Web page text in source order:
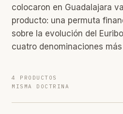
colocaron en Guadalajara
producto: una permuta
sobre la evolución del
cuatro denominaciones
4 PRODUCTOS
MISMA DOCTRINA